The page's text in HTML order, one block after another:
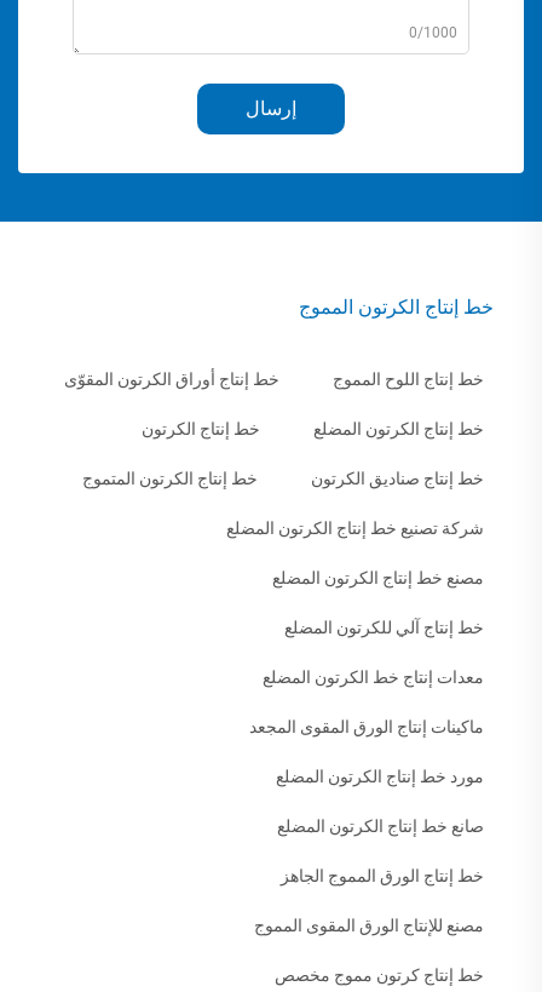
0/1000
إرسال
خط إنتاج الكرتون المموج
خط إنتاج اللوح المموج خط إنتاج أوراق الكرتون المقوّى
خط إنتاج الكرتون المضلع خط إنتاج الكرتون
خط إنتاج صناديق الكرتون خط إنتاج الكرتون المتموج
شركة تصنيع خط إنتاج الكرتون المضلع
مصنع خط إنتاج الكرتون المضلع
خط إنتاج آلي للكرتون المضلع
معدات إنتاج خط الكرتون المضلع
ماكينات إنتاج الورق المقوى المجعد
مورد خط إنتاج الكرتون المضلع
صانع خط إنتاج الكرتون المضلع
خط إنتاج الورق المموج الجاهز
مصنع للإنتاج الورق المقوى المموج
خط إنتاج كرتون مموج مخصص